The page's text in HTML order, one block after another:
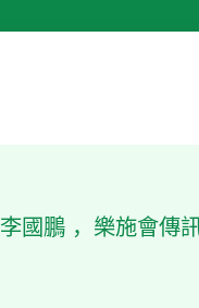
李國鵬 ，樂施會傳